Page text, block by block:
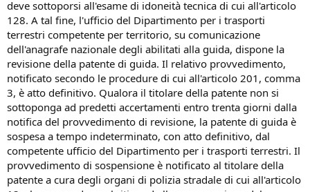
deve sottoporsi all'esame di idoneità tecnica di cui all'articolo
128. A tal fine, l'ufficio del Dipartimento per i trasporti
terrestri competente per territorio, su comunicazione
dell'anagrafe nazionale degli abilitati alla guida, dispone la
revisione della patente di guida. Il relativo provvedimento,
notificato secondo le procedure di cui all'articolo 201, comma
3, è atto definitivo. Qualora il titolare della patente non si
sottoponga ad predetti accertamenti entro trenta giorni dalla
notifica del provvedimento di revisione, la patente di guida è
sospesa a tempo indeterminato, con atto definitivo, dal
competente ufficio del Dipartimento per i trasporti terrestri. Il
provvedimento di sospensione è notificato al titolare della
patente a cura degli organi di polizia stradale di cui all'articolo